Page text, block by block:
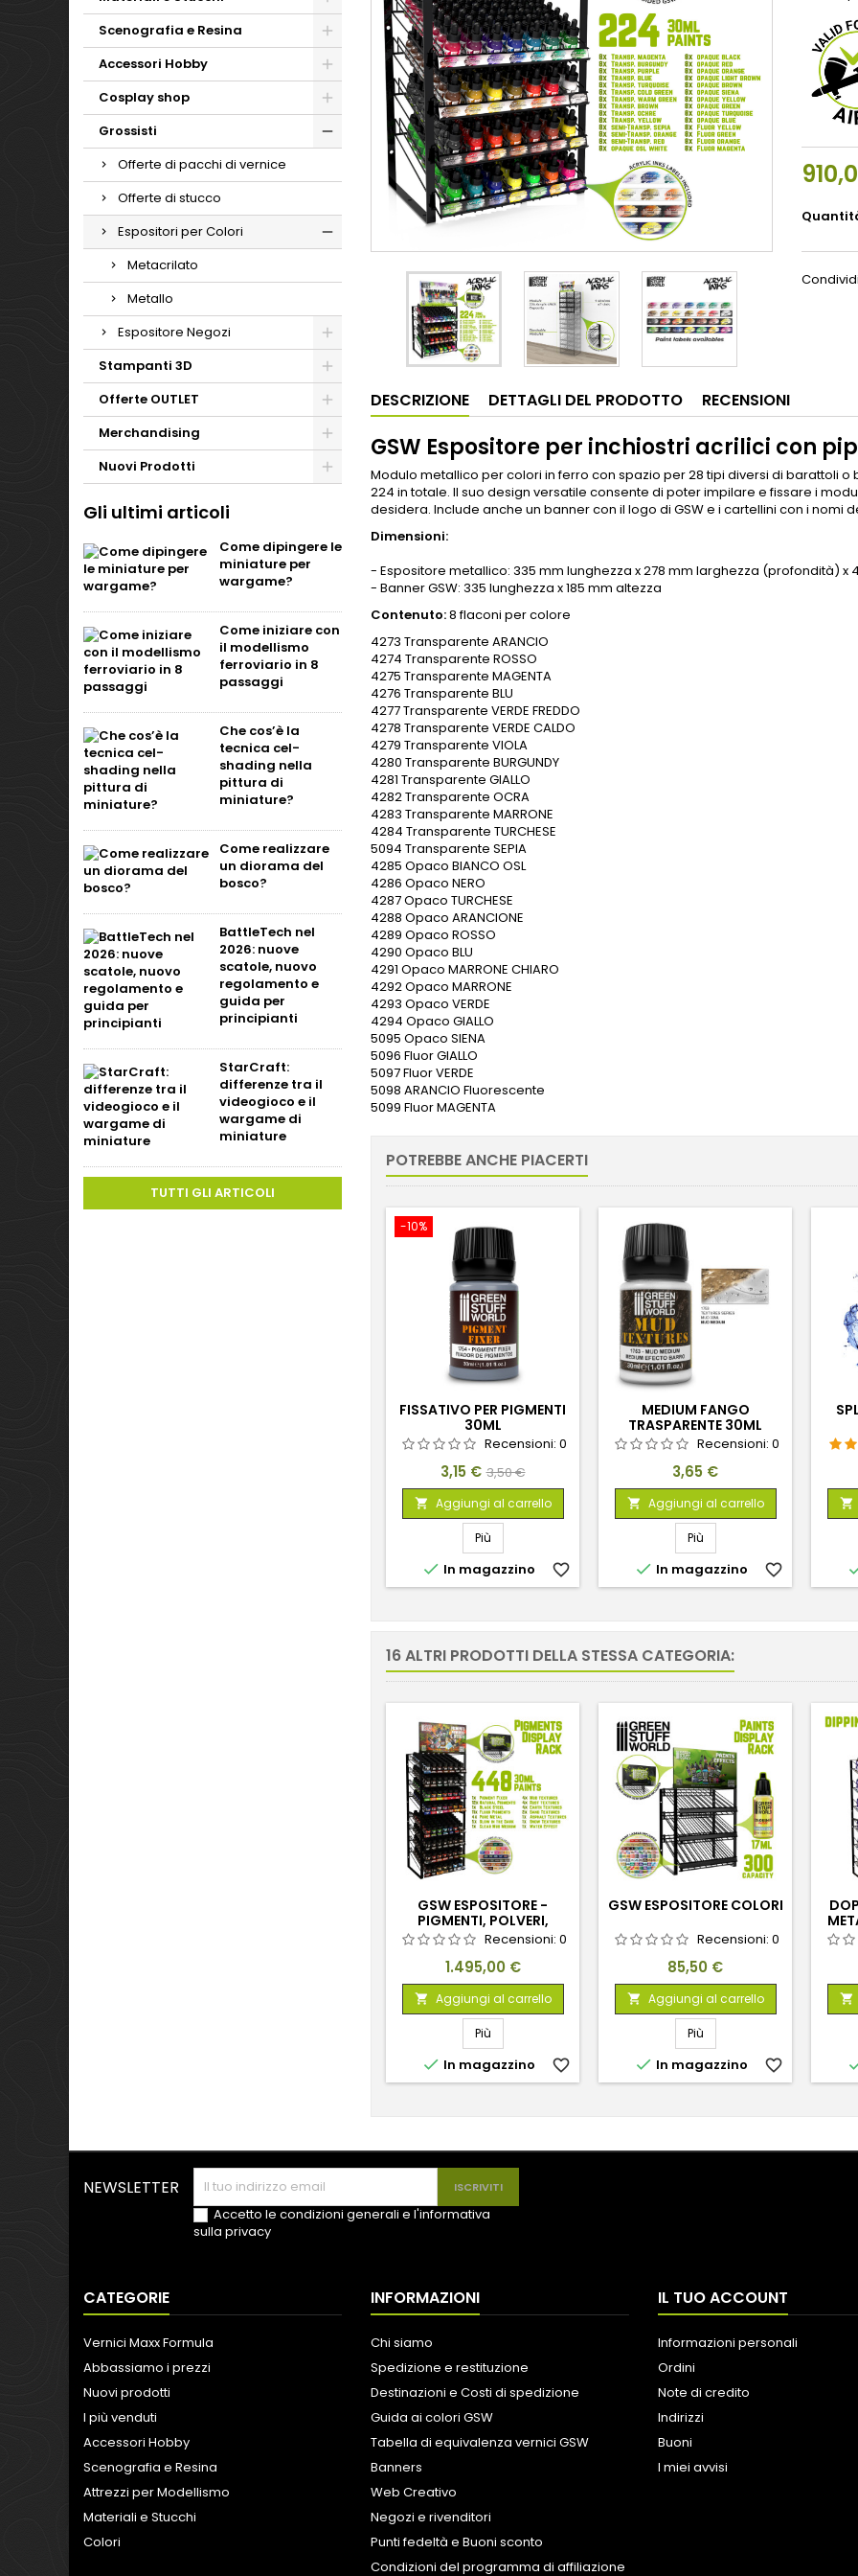
Scenografia e Resina
Accessori Hobby
Cosplay shop
Grossisti
Offerte di pacchi di vernice
Offerte di stucco
Espositori per Colori
Metacrilato
Metallo
Espositore Negozi
Stampanti 3D
Offerte OUTLET
Merchandising
Nuovi Prodotti
Gli ultimi articoli
Come dipingere le
miniature per
wargame?
Come iniziare con
il modellismo
ferroviario in 8
passaggi
Che cos’è la
tecnica cel-
shading nella
pittura di
miniature?
Come realizzare
un diorama del
bosco?
BattleTech nel
2026: nuove
scatole, nuovo
regolamento e
guida per
principianti
StarCraft:
differenze tra il
videogioco e il
wargame di
miniature
TUTTI GLI ARTICOLI
DESCRIZIONE DETTAGLI DEL PRODOTTO RECENSIONI
GSW Espositore per inchiostri acrilici con
Modulo metallico per colori in ferro con spazio per 28 tipi diversi di barattoli
224 in totale. Il suo design versatile consente di poter impilare e fissare i
desidera. Include anche un banner con il logo di GSW e i cartellini con i nomi
Dimensioni:
- Espositore metallico: 335 mm lunghezza x 278 mm larghezza (profondità) x
- Banner GSW: 335 lunghezza x 185 mm altezza
Contenuto:8 flaconi per colore
4273 Transparente ARANCIO
4274 Transparente ROSSO
4275 Transparente MAGENTA
4276 Transparente BLU
4277 Transparente VERDE FREDDO
4278 Transparente VERDE CALDO
4279 Transparente VIOLA
4280 Transparente BURGUNDY
4281 Transparente GIALLO
4282 Transparente OCRA
4283 Transparente MARRONE
4284 Transparente TURCHESE
5094 Transparente SEPIA
4285 Opaco BIANCO OSL
4286 Opaco NERO
4287 Opaco TURCHESE
4288 Opaco ARANCIONE
4289 Opaco ROSSO
4290 Opaco BLU
4291 Opaco MARRONE CHIARO
4292 Opaco MARRONE
4293 Opaco VERDE
4294 Opaco GIALLO
5095 Opaco SIENA
5096 Fluor GIALLO
5097 Fluor VERDE
5098 ARANCIO Fluorescente
5099 Fluor MAGENTA
POTREBBE ANCHE PIACERTI
-10%
FISSATIVO PER PIGMENTI
30ML
Recensioni: 0
Prezzo
3,15 € Prezzo
base
3,50 €
 Aggiungi al carrello
Più
 In magazzino favorite_border
MEDIUM FANGO
TRASPARENTE 30ML
Recensioni: 0
Prezzo
3,65 €
 Aggiungi al carrello
Più
 In magazzino favorite_border

16 ALTRI PRODOTTI DELLA STESSA CATEGORIA:
GSW ESPOSITORE -
PIGMENTI, POLVERI,
TEXTURE ED EFFETTI
Recensioni: 0
Prezzo
1.495,00 €
 Aggiungi al carrello
Più
 In magazzino favorite_border
GSW ESPOSITORE COLORI
Recensioni: 0
Prezzo
85,50 €
 Aggiungi al carrello
Più
 In magazzino favorite_border

NEWSLETTER
Accetto le condizioni generali e l'informativa
sulla privacy
CATEGORIE
Vernici Maxx Formula
Abbassiamo i prezzi
Nuovi prodotti
I più venduti
Accessori Hobby
Scenografia e Resina
Attrezzi per Modellismo
Materiali e Stucchi
Colori
INFORMAZIONI
Chi siamo
Spedizione e restituzione
Destinazioni e Costi di spedizione
Guida ai colori GSW
Tabella di equivalenza vernici GSW
Banners
Web Creativo
Negozi e rivenditori
Punti fedeltà e Buoni sconto
Condizioni del programma di affiliazione
IL TUO ACCOUNT
Informazioni personali
Ordini
Note di credito
Indirizzi
Buoni
I miei avvisi